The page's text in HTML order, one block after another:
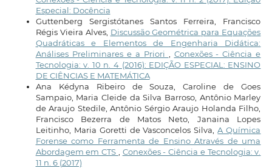
Especial: Docência
Guttenberg Sergistótanes Santos Ferreira, Francisco
Régis Vieira Alves, Discussão Geométrica para Equações
Quadráticas e Elementos de Engenharia Didática:
Análises Preliminares e a Priori
Conexões - Ciência e
Tecnologia: v. 10 n. 4 (2016): EDIÇÃO ESPECIAL: ENSINO
DE CIÊNCIAS E MATEMÁTICA
Ana Kédyna Ribeiro de Souza, Caroline de Goes
Sampaio, Maria Cleide da Silva Barroso, Antônio Marley
de Araujo Stedile, Antônio Sérgio Araujo Holanda Filho,
Francisco Bezerra de Matos Neto, Janaina Lopes
Leitinho, Maria Goretti de Vasconcelos Silva,A Química
Forense como Ferramenta de Ensino Através de uma
Abordagem em CTS
Conexões - Ciência e Tecnologia: v.
11 n. 6 (2017)